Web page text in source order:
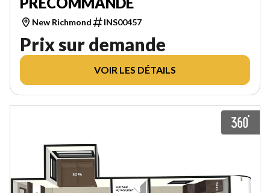
New Richmond INS00457
Prix sur demande
VOIR LES DÉTAILS